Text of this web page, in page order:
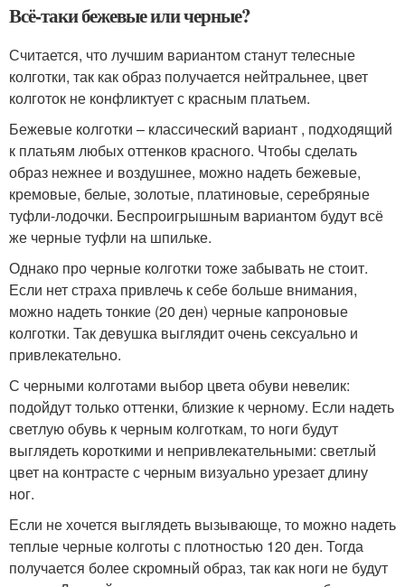
Всё-таки бежевые или черные?
Считается, что лучшим вариантом станут телесные
колготки, так как образ получается нейтральнее, цвет
колготок не конфликтует с красным платьем.
Бежевые колготки – классический вариант , подходящий
к платьям любых оттенков красного. Чтобы сделать
образ нежнее и воздушнее, можно надеть бежевые,
кремовые, белые, золотые, платиновые, серебряные
туфли-лодочки. Беспроигрышным вариантом будут всё
же черные туфли на шпильке.
Однако про черные колготки тоже забывать не стоит.
Если нет страха привлечь к себе больше внимания,
можно надеть тонкие (20 ден) черные капроновые
колготки. Так девушка выглядит очень сексуально и
привлекательно.
С черными колготами выбор цвета обуви невелик:
подойдут только оттенки, близкие к черному. Если надеть
светлую обувь к черным колготкам, то ноги будут
выглядеть короткими и непривлекательными: светлый
цвет на контрасте с черным визуально урезает длину
ног.
Если не хочется выглядеть вызывающе, то можно надеть
теплые черные колготы с плотностью 120 ден. Тогда
получается более скромный образ, так как ноги не будут